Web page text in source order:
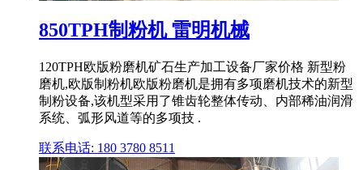
850TPH制粉机 雷明机械
120TPH欧版粉磨机矿石生产加工设备厂家价格 新型粉
磨机,欧版制粉机欧版粉磨机是拥有多项磨机技术的新型
制粉设备,该机型采用了锥齿轮整体传动、内部稀油润滑
系统、弧形风道等的多项技 .
联系电话: 180 3780 8511